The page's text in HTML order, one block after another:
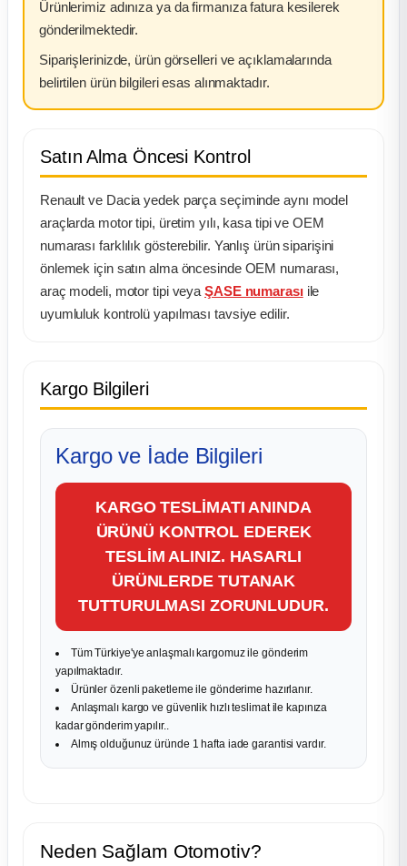
Ürünlerimiz adınıza ya da firmanıza fatura kesilerek
gönderilmektedir.
Siparişlerinizde, ürün görselleri ve açıklamalarında
belirtilen ürün bilgileri esas alınmaktadır.
Satın Alma Öncesi Kontrol
Renault ve Dacia yedek parça seçiminde aynı model
araçlarda motor tipi, üretim yılı, kasa tipi ve OEM
numarası farklılık gösterebilir. Yanlış ürün siparişini
önlemek için satın alma öncesinde OEM numarası,
araç modeli, motor tipi veyaŞASE numarasıile
uyumluluk kontrolü yapılması tavsiye edilir.
Kargo Bilgileri
Kargo ve İade Bilgileri
KARGO TESLİMATI ANINDA
ÜRÜNÜ KONTROL EDEREK
TESLİM ALINIZ. HASARLI
ÜRÜNLERDE TUTANAK
TUTTURULMASI ZORUNLUDUR.
Tüm Türkiye'ye anlaşmalı kargomuz ile gönderim
yapılmaktadır.
Ürünler özenli paketleme ile gönderime hazırlanır.
Anlaşmalı kargo ve güvenlik hızlı teslimat ile kapınıza
kadar gönderim yapılır..
Almış olduğunuz üründe 1 hafta iade garantisi vardır.
Neden Sağlam Otomotiv?